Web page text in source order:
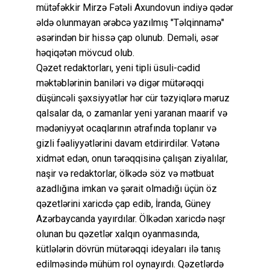
mütəfəkkir Mirzə Fətəli Axundovun indiyə qədər
əldə olunmayan ərəbcə yazılmış "Təlqinnamə"
əsərindən bir hissə çap olunub. Deməli, əsər
həqiqətən mövcud olub.
Qəzet redaktorları, yeni tipli üsuli-cədid
məktəblərinin baniləri və digər mütərəqqi
düşüncəli şəxsiyyətlər hər cür təzyiqlərə məruz
qalsalar da, o zamanlar yeni yaranan maarif və
mədəniyyət ocaqlarının ətrafında toplanır və
gizli fəaliyyətlərini davam etdirirdilər. Vətənə
xidmət edən, onun tərəqqisinə çalışan ziyalılar,
naşir və redaktorlar, ölkədə söz və mətbuat
azadlığına imkan və şərait olmadığı üçün öz
qəzetlərini xaricdə çap edib, İranda, Güney
Azərbaycanda yayırdılar. Ölkədən xaricdə nəşr
olunan bu qəzetlər xalqın oyanmasında,
kütlələrin dövrün mütərəqqi ideyaları ilə tanış
edilməsində mühüm rol oynayırdı. Qəzetlərdə